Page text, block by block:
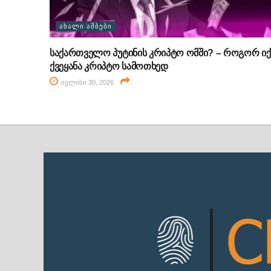
ᲐᲮᲐᲚᲘ ᲐᲛᲑᲔᲑᲘ
საქართველო პუტინის კრიპტო ომში? – როგორ
ქვეყანა კრიპტო სამოთხედ
ივლისი 30, 2026